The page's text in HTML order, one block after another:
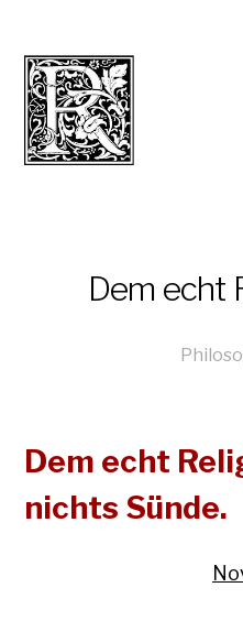
Dem echt
Dem echt
nichts Sünde.